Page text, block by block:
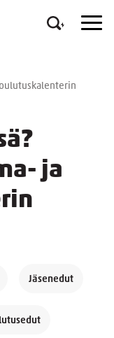
ja
Jäsenedut